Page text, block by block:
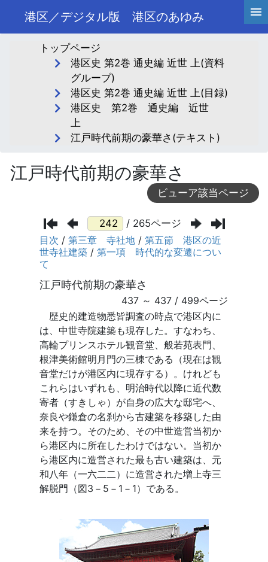
港区／デジタル版 港区のあゆみ
トップページ
港区史 第2巻 通史編 近世 上(資料
グループ)
港区史 第2巻 通史編 近世 上(目録)
港区史 第2巻 通史編 近世
上
江戸時代前期の豪華さ(テキスト)
江戸時代前期の豪華さ
ビューア該当ページ
/ 265ページ